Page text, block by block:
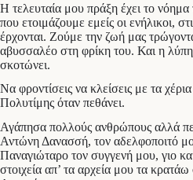
Η τελευταία μου πράξη έχει το
που ετοιμάζουμε εμείς οι ενήλικοι,
έρχονται. Ζούμε την ζωή μας
αβυσσαλέο στη φρίκη του. Και η
σκοτώνει.
Να φροντίσεις να κλείσεις με τα
Πολυτίμης όταν πεθάνει.
Αγάπησα πολλούς ανθρώπους αλλά
Αντώνη Δανασσή, τον αδελφοποιτό
Παναγιώταρο τον συγγενή μου, γιο
στοιχεία απ’ τα αρχεία μου τα